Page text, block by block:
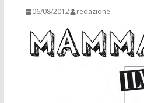
06/08/2012 redazione